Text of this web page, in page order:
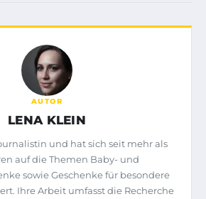
AUTOR
LENA KLEIN
und hat sich seit mehr als
auf die Themen Baby- und
sowie Geschenke für besondere
Ihre Arbeit umfasst die Recherche